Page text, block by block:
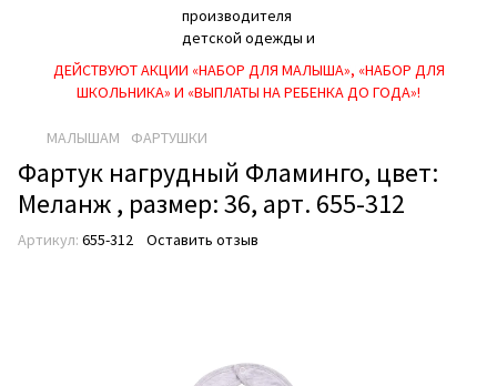
ДЕЙСТВУЮТ АКЦИИ «НАБОР ДЛЯ МАЛЫША», «НАБОР ДЛЯ
ШКОЛЬНИКА» И «ВЫПЛАТЫ НА РЕБEНКА ДО ГОДА»!
МАЛЫШАМ ФАРТУШКИ
Фартук нагрудный Фламинго, цвет:
Меланж , размер: 36, арт. 655-312
Артикул: 655-312 Оставить отзыв